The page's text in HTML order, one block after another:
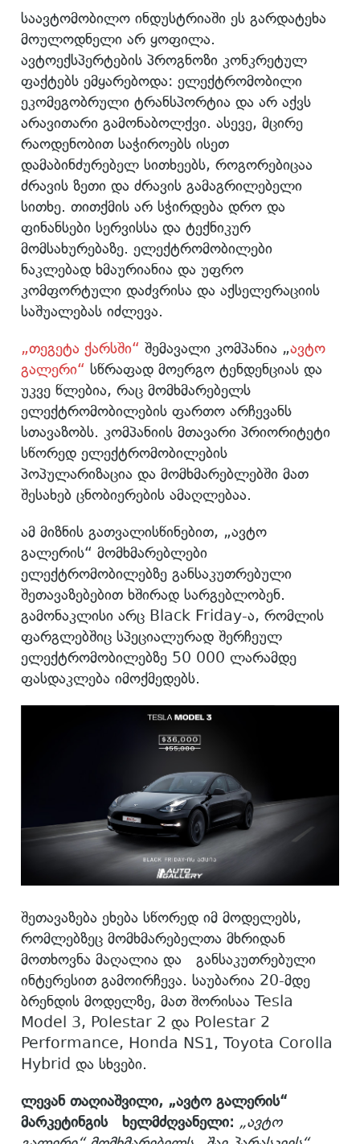
საავტომობილო ინდუსტრიაში ეს გარდატეხა
მოულოდნელი არ ყოფილა.
ავტოექსპერტების პროგნოზი კონკრეტულ
ფაქტებს ემყარებოდა: ელექტრომობილი
ეკომეგობრული ტრანსპორტია და არ აქვს
არავითარი გამონაბოლქვი. ასევე, მცირე
რაოდენობით საჭიროებს ისეთ
დამაბინძურებელ სითხეებს, როგორებიცაა
ძრავის ზეთი და ძრავის გამაგრილებელი
სითხე. თითქმის არ სჭირდება დრო და
ფინანსები სერვისსა და ტექნიკურ
მომსახურებაზე. ელექტრომობილები
ნაკლებად ხმაურიანია და უფრო
კომფორტული დაძვრისა და აქსელერაციის
საშუალებას იძლევა.
„თეგეტა ქარსში“ შემავალი კომპანია „ავტო
გალერი“ სწრაფად მოერგო ტენდენციას და
უკვე წლებია, რაც მომხმარებელს
ელექტრომობილების ფართო არჩევანს
სთავაზობს. კომპანიის მთავარი პრიორიტეტი
სწორედ ელექტრომობილების
პოპულარიზაცია და მომხმარებლებში მათ
შესახებ ცნობიერების ამაღლებაა.
ამ მიზნის გათვალისწინებით, „ავტო
გალერის“ მომხმარებლები
ელექტრომობილებზე განსაკუთრებული
შეთავაზებებით ხშირად სარგებლობენ.
გამონაკლისი არც Black Friday-ა, რომლის
ფარგლებშიც სპეციალურად შერჩეულ
ელექტრომობილებზე 50 000 ლარამდე
ფასდაკლება იმოქმედებს.
შეთავაზება ეხება სწორედ იმ მოდელებს,
რომლებზეც მომხმარებელთა მხრიდან
მოთხოვნა მაღალია და განსაკუთრებული
ინტერესით გამოირჩევა. საუბარია 20-მდე
ბრენდის მოდელზე, მათ შორისაა Tesla
Model 3, Polestar 2 და Polestar 2
Performance, Honda NS1, Toyota Corolla
Hybrid და სხვები.
ლევან თაღიაშვილი, „ავტო გალერის“
მარკეტინგის ხელმძღვანელი: „ავტო